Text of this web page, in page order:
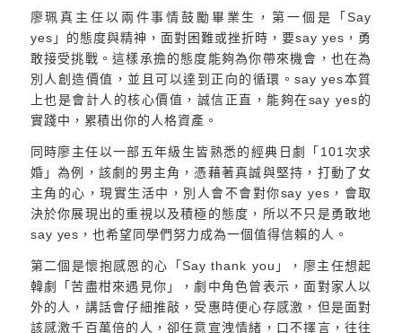
廖珮真主任以兩件事情鼓勵畢業生，第一個是「Say
yes」的態度與精神，面對困難或挫折時，要say yes，勇
敢接受挑戰。這樣承擔的態度能夠為你帶來機會，也在為
別人創造價值，並且可以達到正向的循環。say yes本質
上也是會計人的核心價值，誠信正直，能夠在say yes的
實踐中，累積出你的人格資產。
同時廖主任以一部五年級生皆熟悉的經典日劇「101次求
婚」為例，該劇的男主角，憑藉著真誠與堅持，打動了女
主角的心，現實生活中，別人會不會對你say yes，會取
決於你展現出的重視以及積極的態度，所以不只是勇敢地
say yes，也希望同學們努力成為一個值得信賴的人。
第二個是懷抱感恩的心「Say thank you」，廖主任想起
韓劇「苦盡柑來遇見你」，劇中角色曾表示，面對家人以
外的人，講話會仔細推敲，受惠時便心存感激，但是面對
該感激千百萬倍的人，卻任意宣洩情緒，口不擇言，往往